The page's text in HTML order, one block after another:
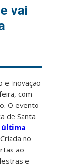
vai
e Inovação
com
O evento
de Santa
última
no
ao
e